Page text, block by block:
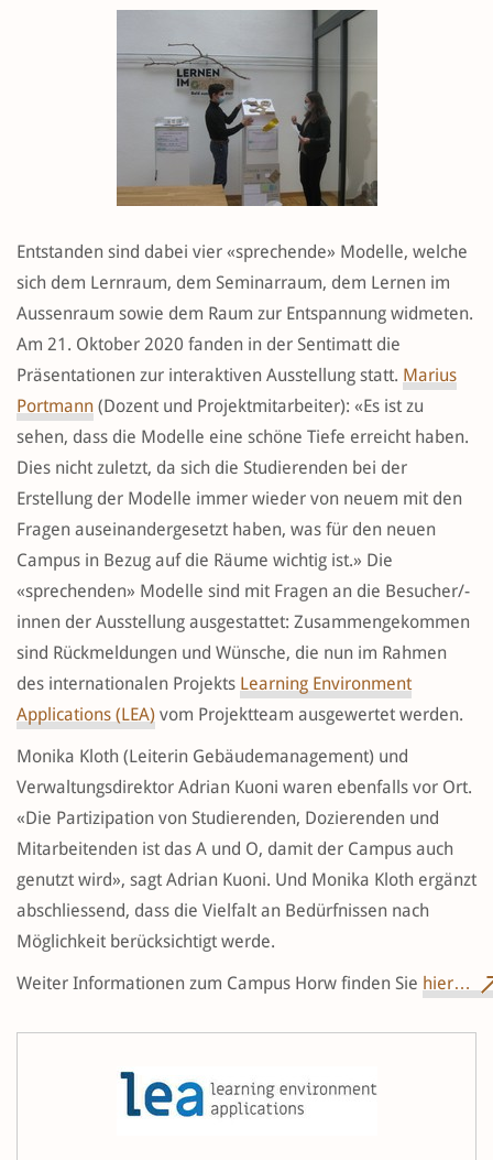
Entstanden sind dabei vier «sprechende» Modelle, welche
sich dem Lernraum, dem Seminarraum, dem Lernen im
Aussenraum sowie dem Raum zur Entspannung widmeten.
Am 21. Oktober 2020 fanden in der Sentimatt die
Präsentationen zur interaktiven Ausstellung statt. Marius
Portmann (Dozent und Projektmitarbeiter): «Es ist zu
sehen, dass die Modelle eine schöne Tiefe erreicht haben.
Dies nicht zuletzt, da sich die Studierenden bei der
Erstellung der Modelle immer wieder von neuem mit den
Fragen auseinandergesetzt haben, was für den neuen
Campus in Bezug auf die Räume wichtig ist.» Die
«sprechenden» Modelle sind mit Fragen an die Besucher/-
innen der Ausstellung ausgestattet: Zusammengekommen
sind Rückmeldungen und Wünsche, die nun im Rahmen
des internationalen Projekts Learning Environment
Applications (LEA) vom Projektteam ausgewertet werden.
Monika Kloth (Leiterin Gebäudemanagement) und
Verwaltungsdirektor Adrian Kuoni waren ebenfalls vor Ort.
«Die Partizipation von Studierenden, Dozierenden und
Mitarbeitenden ist das A und O, damit der Campus auch
genutzt wird», sagt Adrian Kuoni. Und Monika Kloth ergänzt
abschliessend, dass die Vielfalt an Bedürfnissen nach
Möglichkeit berücksichtigt werde.
Weiter Informationen zum Campus Horw finden Sie hier…